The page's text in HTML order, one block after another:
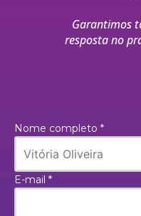
Garantimos
resposta no
Nome completo *
E-mail *